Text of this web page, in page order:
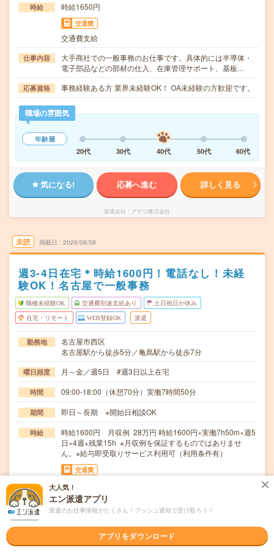
時給 時給1650円
交通費
交通費支給
仕事内容
大手商社での一般事務のお仕事です。具体的には半導体・
電子部品などの部材の仕入、在庫管理サポート、基板…
応募資格 事務経験ある方 業界未経験OK！ OA未経験の方歓迎です。
職場の雰囲気
年齢層
20代
30代 40代 50代 60代
気になる! 応募へ進む 詳しく見る
派遣会社 アデコ株式会社
未読 掲載日 2026/08/08
週3-4日在宅＊時給1600円！電話なし！未経
験OK！名古屋で一般事務
職種未経験OK 交通費別途支給あり 土日祝日が休み
在宅・リモート WEB登録OK 派遣
勤務地
名古屋市西区
名古屋駅から徒歩5分／亀島駅から徒歩7分
曜日頻度 月～金／週5日 #週3日以上在宅
時間 09:00-18:00（休憩70分）実働7時間50分
期間 即日～長期 ※開始日相談OK
時給
時給1600円 月収例 28万円 時給1600円×実働7h50m×週5
日×4週+残業15h ※月収例を保証するものではありませ
ん。※給与即受取りサービス利用可（利用条件有）
交通費
1ヶ月3万円を上限として実費支給
仕事内容
IT関連会社にてカンタン事務をお願いします・見積内容の
チェック・データ入力・注文書の発行・手配依頼・…
職種未経験OK / ブランクOK / 英語力不要
■未経験OK！
大人気！
エン派遣アプリ
派遣のお仕事情報がたくさん！プッシュ通知で受け取ろう！
アプリをダウンロード